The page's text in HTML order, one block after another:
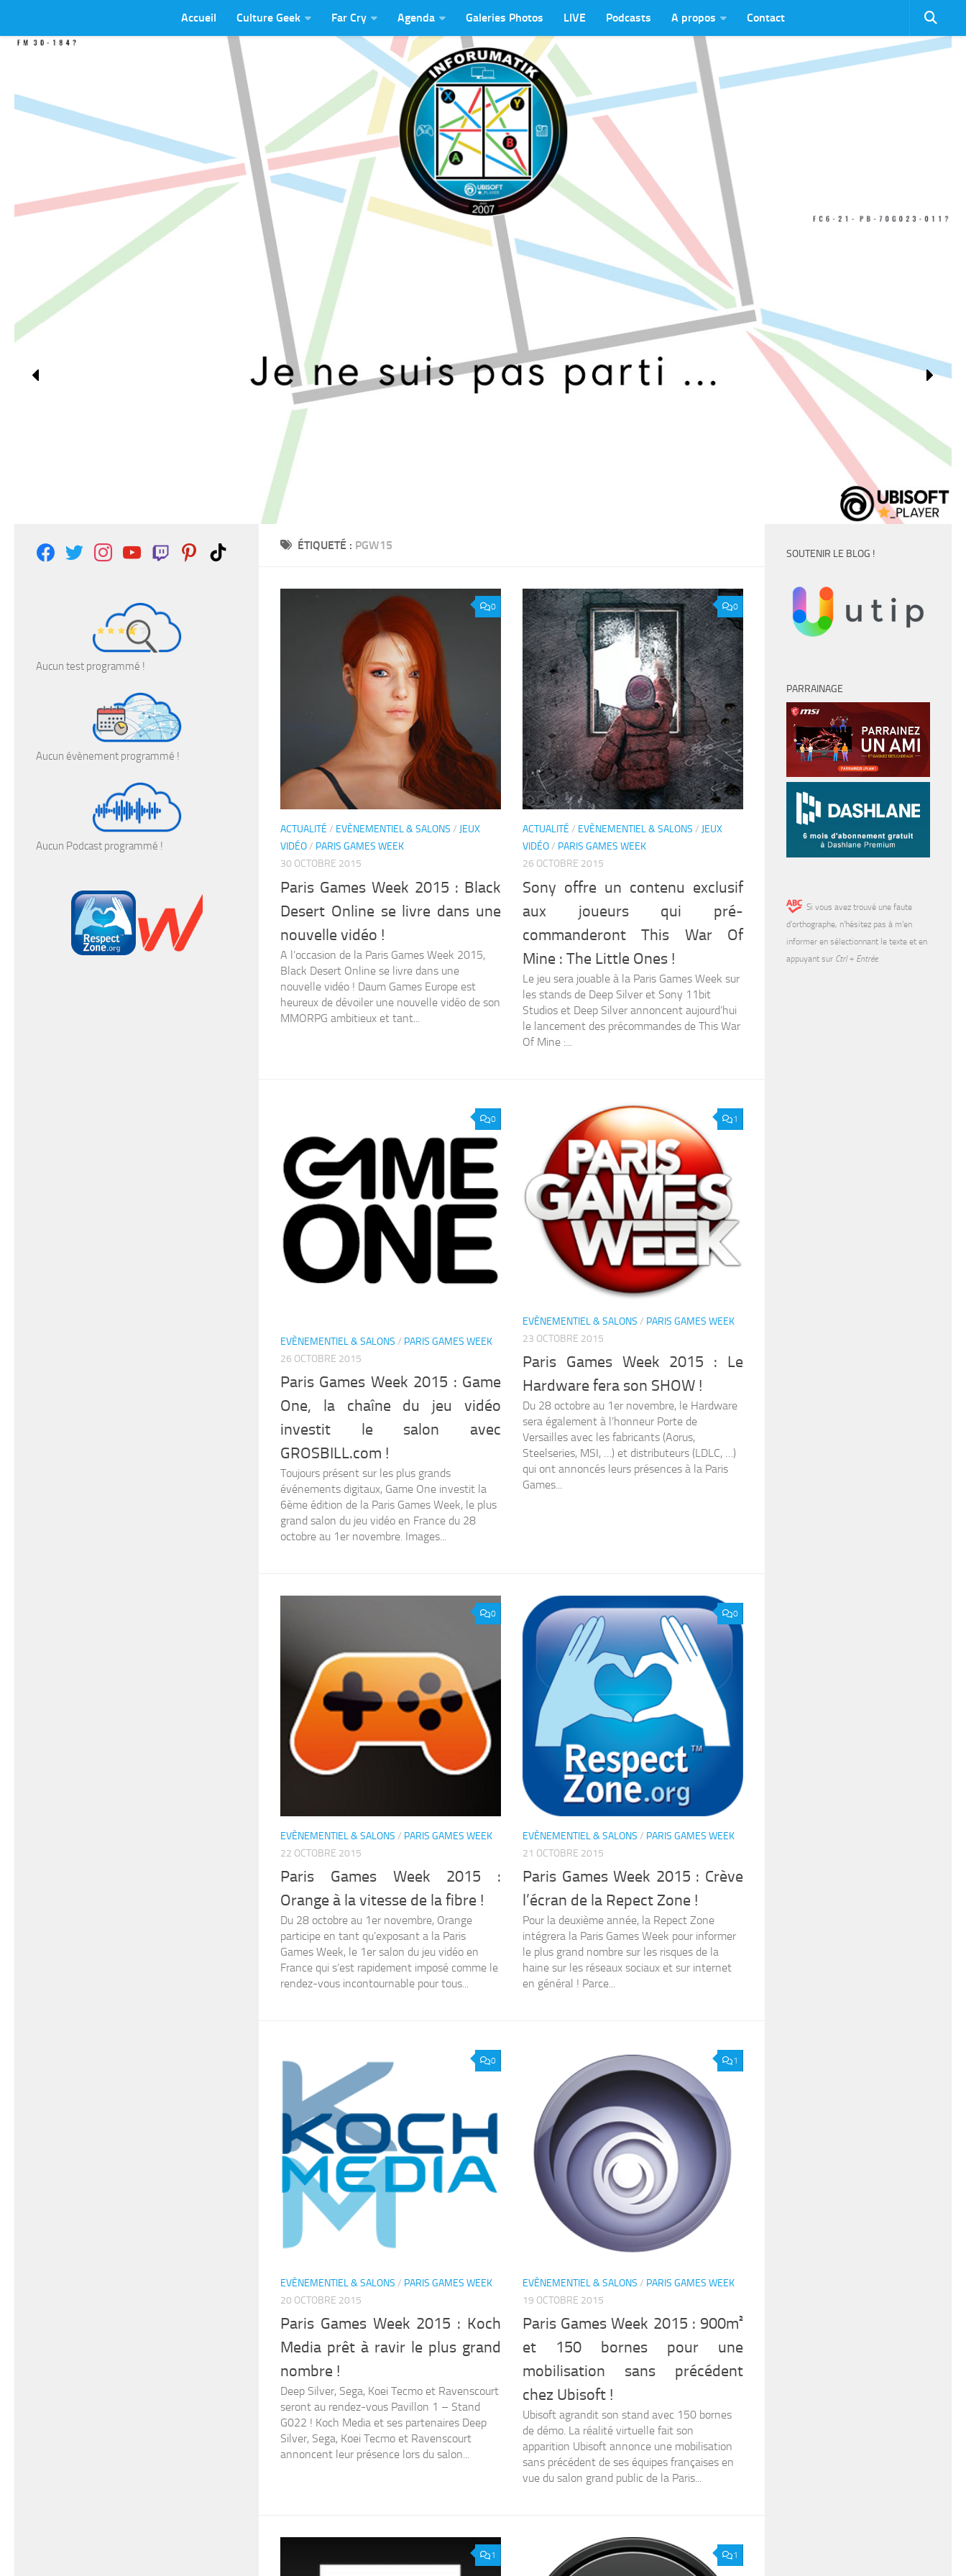
Accueil Culture Geek Far Cry Agenda Galeries Photos LIVE Podcasts A propos Contact
ÉTIQUETÉ : PGW15
0
ACTUALITÉ / EVÈNEMENTIEL & SALONS / JEUX
VIDÉO/ PARIS GAMES WEEK
30 OCTOBRE 2015
Paris Games Week 2015 : Black
Desert Online se livre dans une
nouvelle vidéo !
A l’occasion de la Paris Games Week 2015,
Black Desert Online se livre dans une
nouvelle vidéo ! Daum Games Europe est
heureux de dévoiler une nouvelle vidéo de son
MMORPG ambitieux et tant...
0
ACTUALITÉ / EVÈNEMENTIEL & SALONS / JEUX
VIDÉO/ PARIS GAMES WEEK
26 OCTOBRE 2015
Sony offre un contenu exclusif
aux joueurs qui pré-
commanderont This War Of
Mine : The Little Ones !
Le jeu sera jouable à la Paris Games Week sur
les stands de Deep Silver et Sony 11bit
Studios et Deep Silver annoncent aujourd’hui
le lancement des précommandes de This War
Of Mine :...
0
EVÈNEMENTIEL & SALONS / PARIS GAMES WEEK
26 OCTOBRE 2015
Paris Games Week 2015 : Game
One, la chaîne du jeu vidéo
investit le salon avec
GROSBILL.com !
Toujours présent sur les plus grands
événements digitaux, Game One investit la
6ème édition de la Paris Games Week, le plus
grand salon du jeu vidéo en France du 28
octobre au 1er novembre. Images...
1
EVÈNEMENTIEL & SALONS / PARIS GAMES WEEK
23 OCTOBRE 2015
Paris Games Week 2015 : Le
Hardware fera son SHOW !
Du 28 octobre au 1er novembre, le Hardware
sera également à l’honneur Porte de
Versailles avec les fabricants (Aorus,
Steelseries, MSI, …) et distributeurs (LDLC, …)
qui ont annoncés leurs présences à la Paris
Games...
0
EVÈNEMENTIEL & SALONS / PARIS GAMES WEEK
22 OCTOBRE 2015
Paris Games Week 2015 :
Orange à la vitesse de la fibre !
Du 28 octobre au 1er novembre, Orange
participe en tant qu’exposant a la Paris
Games Week, le 1er salon du jeu vidéo en
France qui s’est rapidement imposé comme le
rendez-vous incontournable pour tous...
0
EVÈNEMENTIEL & SALONS / PARIS GAMES WEEK
21 OCTOBRE 2015
Paris Games Week 2015 : Crève
l’écran de la Repect Zone !
Pour la deuxième année, la Repect Zone
intégrera la Paris Games Week pour informer
le plus grand nombre sur les risques de la
haine sur les réseaux sociaux et sur internet
en général ! Parce...
0
EVÈNEMENTIEL & SALONS / PARIS GAMES WEEK
20 OCTOBRE 2015
Paris Games Week 2015 : Koch
Media prêt à ravir le plus grand
nombre !
Deep Silver, Sega, Koei Tecmo et Ravenscourt
seront au rendez-vous Pavillon 1 – Stand
G022 ! Koch Media et ses partenaires Deep
Silver, Sega, Koei Tecmo et Ravenscourt
annoncent leur présence lors du salon...
1
EVÈNEMENTIEL & SALONS / PARIS GAMES WEEK
19 OCTOBRE 2015
Paris Games Week 2015 : 900m²
et 150 bornes pour une
mobilisation sans précédent
chez Ubisoft !
Ubisoft agrandit son stand avec 150 bornes
de démo. La réalité virtuelle fait son
apparition Ubisoft annonce une mobilisation
sans précédent de ses équipes françaises en
vue du salon grand public de la Paris...
1 1
facebooktwitter instagramyoutubetwitch pinteresttiktok
Aucun test programmé !
Aucun évènement programmé !
Aucun Podcast programmé !
SOUTENIR LE BLOG !
PARRAINAGE
Si vous avez trouvé une faute
d’orthographe, n'hésitez pas à m'en
informer en sélectionnant le texte et en
appuyant sur Ctrl + Entrée.